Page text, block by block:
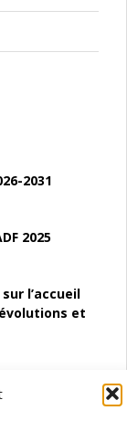
2031
2025
l’accueil
et